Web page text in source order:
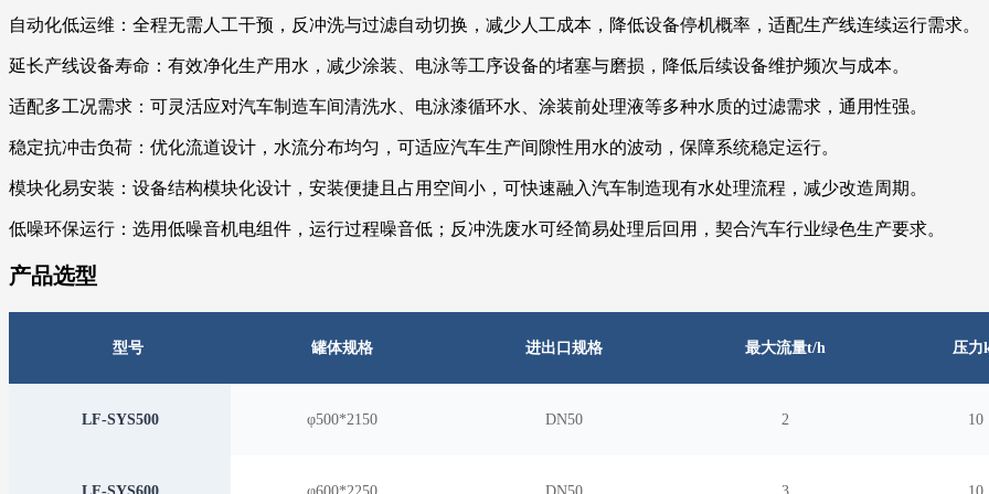
自动化低运维：全程无需人工干预，反冲洗与过滤自动切换，减少人工成本，降低设备停机概率，适配生产线连续运行需求。
延长产线设备寿命：有效净化生产用水，减少涂装、电泳等工序设备的堵塞与磨损，降低后续设备维护频次与成本。
适配多工况需求：可灵活应对汽车制造车间清洗水、电泳漆循环水、涂装前处理液等多种水质的过滤需求，通用性强。
稳定抗冲击负荷：优化流道设计，水流分布均匀，可适应汽车生产间隙性用水的波动，保障系统稳定运行。
模块化易安装：设备结构模块化设计，安装便捷且占用空间小，可快速融入汽车制造现有水处理流程，减少改造周期。
低噪环保运行：选用低噪音机电组件，运行过程噪音低；反冲洗废水可经简易处理后回用，契合汽车行业绿色生产要求。
产品选型
型号 罐体规格 进出口规格 最大流量t/h 压力
LF-SYS500 φ500*2150 DN50 2 10